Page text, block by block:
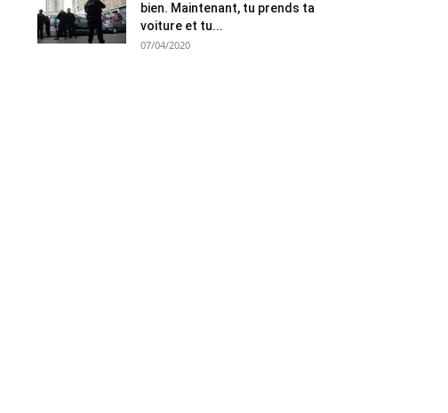
bien. Maintenant, tu prends ta
voiture et tu...
07/04/2020